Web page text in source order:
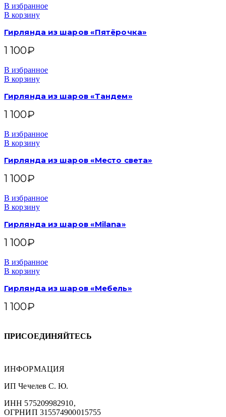
В избранное
В корзину
Гирлянда из шаров «Пятёрочка»
1 100₽
В избранное
В корзину
Гирлянда из шаров «Тандем»
1 100₽
В избранное
В корзину
Гирлянда из шаров «Место света»
1 100₽
В избранное
В корзину
Гирлянда из шаров «Milana»
1 100₽
В избранное
В корзину
Гирлянда из шаров «Мебель»
1 100₽
ПРИСОЕДИНЯЙТЕСЬ
ИНФОРМАЦИЯ
ИП Чечелев С. Ю.
ИНН 575209982910,
ОГРНИП 315574900015755